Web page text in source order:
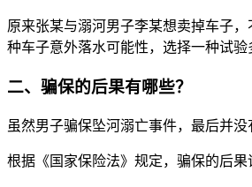
原来张某与溺河男子李某想卖掉车子
种车子意外落水可能性，选择一种试
二、骗保的后果有哪些？
虽然男子骗保坠河溺亡事件，最后并
根据《国家保险法》规定，骗保的后果